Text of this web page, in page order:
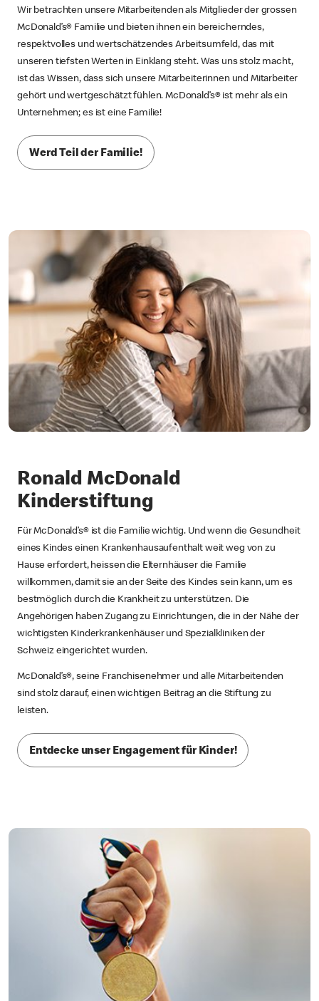
Wir betrachten unsere Mitarbeitenden als Mitglieder der grossen
McDonald’s® Familie und bieten ihnen ein bereicherndes,
respektvolles und wertschätzendes Arbeitsumfeld, das mit
unseren tiefsten Werten in Einklang steht. Was uns stolz macht,
ist das Wissen, dass sich unsere Mitarbeiterinnen und Mitarbeiter
gehört und wertgeschätzt fühlen. McDonald’s® ist mehr als ein
Unternehmen; es ist eine Familie!
Werd Teil der Familie!
Ronald McDonald
Kinderstiftung
Für McDonald’s® ist die Familie wichtig. Und wenn die Gesundheit
eines Kindes einen Krankenhausaufenthalt weit weg von zu
Hause erfordert, heissen die Elternhäuser die Familie
willkommen, damit sie an der Seite des Kindes sein kann, um es
bestmöglich durch die Krankheit zu unterstützen. Die
Angehörigen haben Zugang zu Einrichtungen, die in der Nähe der
wichtigsten Kinderkrankenhäuser und Spezialkliniken der
Schweiz eingerichtet wurden.
McDonald’s®, seine Franchisenehmer und alle Mitarbeitenden
sind stolz darauf, einen wichtigen Beitrag an die Stiftung zu
leisten.
Entdecke unser Engagement für Kinder!